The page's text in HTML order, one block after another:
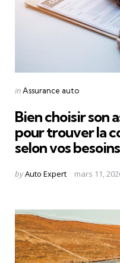
Categories
Posted
inAssurance auto
Bien choisir son
pour trouver la
selon vos besoins
Posted
byAuto Expert mars 11,